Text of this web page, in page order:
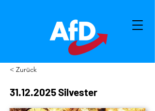
< Zurück
31.12.2025Silvester